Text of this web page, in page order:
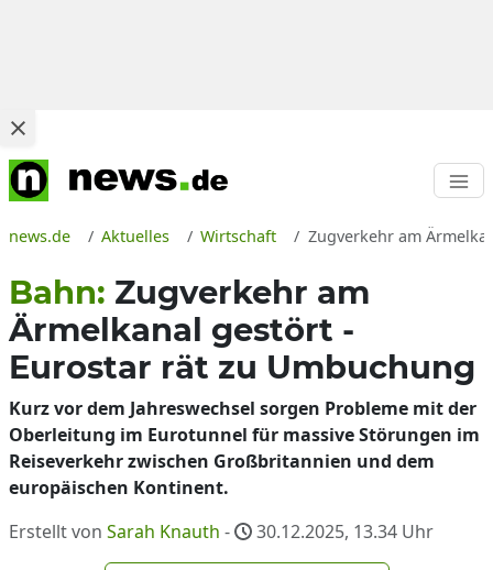
news.de Aktuelles Wirtschaft Zugverkehr am
Bahn: Zugverkehr am
Ärmelkanal gestört -
Eurostar rät zu Umbuchung
Kurz vor dem Jahreswechsel sorgen Probleme mit der
Oberleitung im Eurotunnel für massive Störungen im
Reiseverkehr zwischen Großbritannien und dem
europäischen Kontinent.
Erstellt von Sarah Knauth - 30.12.2025, 13.34 Uhr